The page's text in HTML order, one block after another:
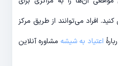
افراد می‌توانند از طریق مرکز
اعتیاد به شیشه مشاوره آنلاین